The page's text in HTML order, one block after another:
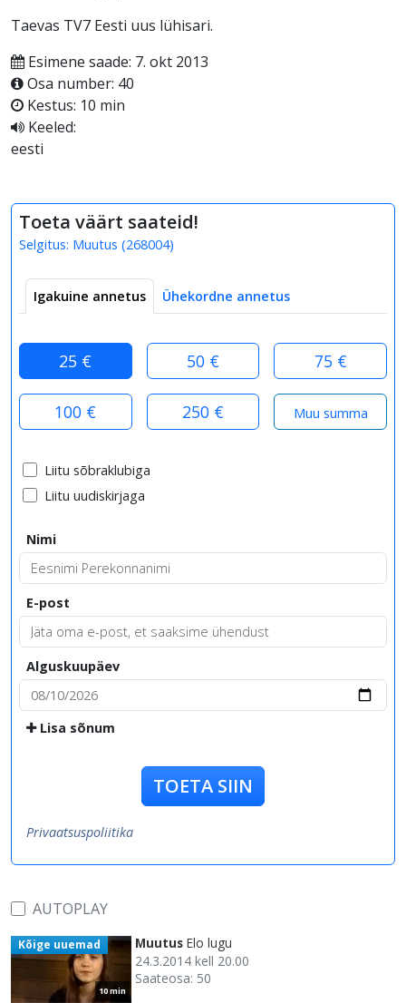
Taevas TV7 Eesti uus lühisari.
Esimene saade: 7. okt 2013
Osa number: 40
Kestus: 10 min
Keeled:
eesti
Toeta väärt saateid!
Selgitus: Muutus (268004)
Igakuine annetus Ühekordne annetus
25 € 50 € 75 €
100 € 250 €
Liitu sõbraklubiga
Liitu uudiskirjaga
Nimi
E-post
Alguskuupäev
Lisa sõnum
TOETA SIIN
Privaatsuspoliitika
AUTOPLAY
10 min
Kõige uuemad Muutus Elo lugu
24.3.2014 kell 20.00
Saateosa: 50